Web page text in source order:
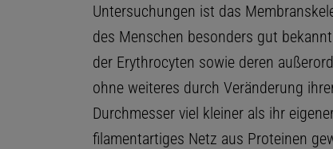
Untersuchungen ist das
des Menschen besonders gut
der Erythrocyten sowie deren
ohne weiteres durch Veränderung
Durchmesser viel kleiner als ihr
filamentartiges Netz aus Proteinen